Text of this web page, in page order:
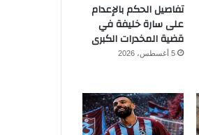
تفاصيل الحكم بالإعدام
على سارة خليفة في
قضية المخدرات الكبرى
5 أغسطس، 2026